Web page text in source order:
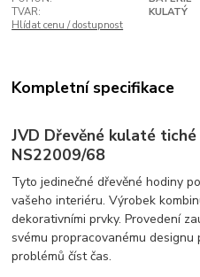
TVAR:
KULATÝ
Hlídat cenu / dostupnost
Kompletní specifikace
JVD Dřevěné kulaté
NS22009/68
Tyto jedinečné dřevěné hodiny
vašeho interiéru. Výrobek
dekorativními prvky. Provedení
svému propracovanému
problémů číst čas.